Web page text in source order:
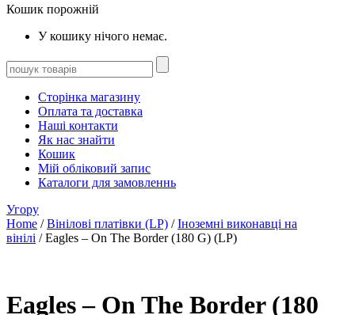
Кошик порожній
У кошику нічого немає.
Сторінка магазину
Оплата та доставка
Наші контакти
Як нас знайти
Кошик
Мій обліковий запис
Каталоги для замовленнь
Угору
Home /Вінілові платівки (LP) /Іноземні виконавці на
вінілі / Eagles – On The Border (180 G) (LP)
Eagles – On The Border (180